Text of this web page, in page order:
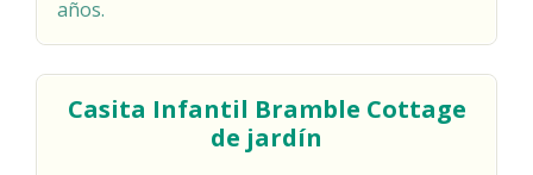
años.
Casita Infantil Bramble Cottage
de jardín